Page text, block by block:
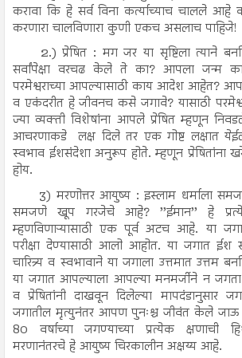
करावा कि हे सर्व विना कर्त्याच्याच चालले आहे
करणारा चालविणारा कुणी एकच असलाच पाहिजे!
2.) प्रेषित : मग जर या सृष्टिला त्याने
सर्वांपेक्षा वरचढ केले ते का? आपला जन्म
परमेश्वराच्या आपल्यासाठी काय आदेश आहेत?
व एकंदरीत हे जीवनच कसे जगावे? यासाठी
ज्या व्यक्ती विशेषांना आपले प्रेषित म्हणून
आचरणाकडे लक्ष दिले तर एक गोष्ट लक्षात येईल
स्वभाव ईशसंदेशा अनुरूप होते. म्हणून प्रेषितांना
होय.
3) मरणोत्तर आयुष्य : इस्लाम धर्माला
समजणे खूप गरजेचे आहे? ’’ईमान’’ हे
म्हणविणाऱ्यासाठी एक पूर्व अटच आहे.
परीक्षा देण्यासाठी आलो आहोत. या जगात
चारित्र्य व स्वभावाने या जगाला उत्तमात उत्तम
या जगात आपल्याला आपल्या मनमर्जीने न जगता
व प्रेषितांनी दाखवून दिलेल्या मापदंडानुसार
जगातील मृत्युनंतर आपण पुनःश्च जीवंत केले
80 वर्षाच्या जगण्याच्या प्रत्येक क्षणाची
मरणानंतरचे हे आयुष्य चिरकालीन अक्षय्य आहे.